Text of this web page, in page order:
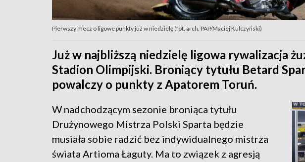
Pierwszy mecz o ligowe punkty już w niedzielę (fot. arch. PAP/Maciej Kulczyński)
Już w najbliższą niedzielę ligowa rywalizacja
Stadion Olimpijski. Broniący tytułu Betard
powalczy o punkty z Apatorem Toruń.
W nadchodzącym sezonie broniąca tytułu
Drużynowego Mistrza Polski Sparta będzie
musiała sobie radzić bez indywidualnego mistrza
świata Artioma Łaguty. Ma to związek z agresją